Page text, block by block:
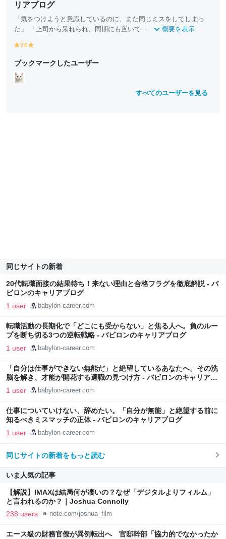
リアブログ
「気をつけようと意識しているのに、また同じミスをしてしまっ
た」 「 上司 から呆れられ、同期にも置いて... 概要を表示
y
ll
o
w
74
ll
ブックマークしたユーザー
すべてのユーザーを見る
同じサイトの新着
20代転職面接の結果待ち！来ない理由と合格フラグを徹底解説 - バ
ビロンのキャリアブログ
1 user babylon-career.com
転職活動の長期化で「どこにも受からない」と焦る人へ。負のルー
プを断ち切る3つの逆転戦略 - バビロンのキャリアブログ
1 user babylon-career.com
「自分は仕事ができない無能だ」と絶望しているあなたへ。その洗
脳を解き、才能が開花する適職の見つけ方 - バビロンのキャリアブ
ログ
1 user babylon-career.com
仕事についていけない、辞めたい。「自分が無能」と絶望する前に
知るべきミスマッチの正体 - バビロンのキャリアブログ
1 user babylon-career.com
同じサイトの新着をもっと読む
いま人気の記事
【解説】IMAXは結局何が凄いの？なぜ「デジタルよりフィルム」
と言われるのか？｜Joshua Connolly
238 users note.com/joshua_film
エース級の財務官僚が異例転出へ 官邸幹部「協力的でなかったか